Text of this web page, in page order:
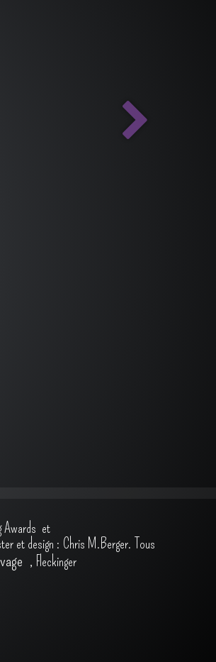
Awards et
et design : Chris M.Berger. Tous
, Fleckinger